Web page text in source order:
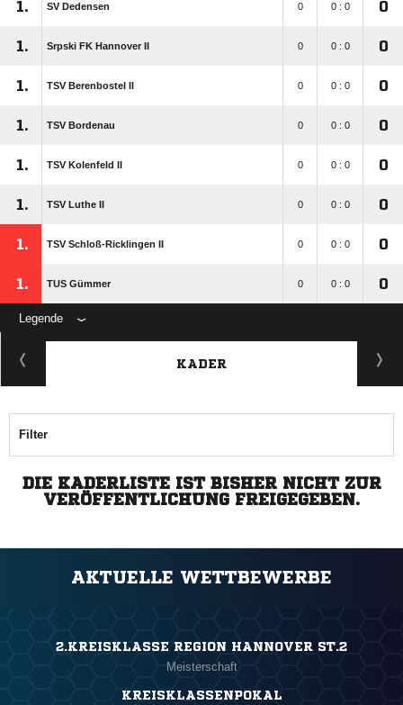
1. SV Dedensen 0 0 : 0 0
1. Srpski FK Hannover II 0 0 : 0 0
1. TSV Berenbostel II 0 0 : 0 0
1. TSV Bordenau 0 0 : 0 0
1. TSV Kolenfeld II 0 0 : 0 0
1. TSV Luthe II 0 0 : 0 0
1. TSV Schloß-Ricklingen II 0 0 : 0 0
1. TUS Gümmer 0 0 : 0 0
Legende
KADER
Filter
DIE KADERLISTE IST BISHER NICHT ZUR
VERÖFFENTLICHUNG FREIGEGEBEN.
AKTUELLE WETTBEWERBE
2.KREISKLASSE REGION HANNOVER ST.2
Meisterschaft
KREISKLASSENPOKAL